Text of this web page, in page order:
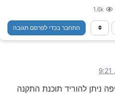
1.6k
התחבר בכדי לפרסם תגובה
ניתן להוריד תוכנת התקנה